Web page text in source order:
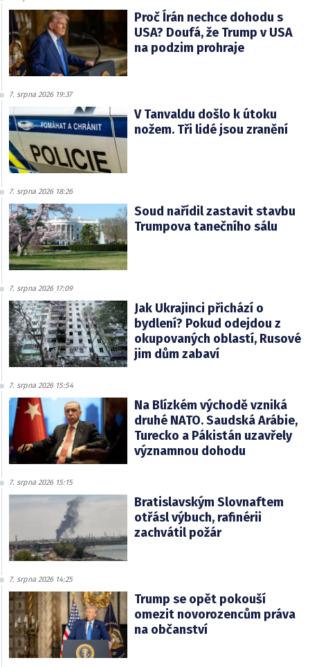
Proč Írán nechce dohodu s
USA? Doufá, že Trump v USA
na podzim prohraje
7. srpna 2026 19:37
V Tanvaldu došlo k útoku
nožem. Tři lidé jsou zranění
7. srpna 2026 18:26
Soud nařídil zastavit stavbu
Trumpova tanečního sálu
7. srpna 2026 17:09
Jak Ukrajinci přichází o
bydlení? Pokud odejdou z
okupovaných oblastí, Rusové
jim dům zabaví
7. srpna 2026 15:54
Na Blízkém východě vzniká
druhé NATO. Saudská Arábie,
Turecko a Pákistán uzavřely
významnou dohodu
7. srpna 2026 15:15
Bratislavským Slovnaftem
otřásl výbuch, rafinérii
zachvátil požár
7. srpna 2026 14:25
Trump se opět pokouší
omezit novorozencům práva
na občanství